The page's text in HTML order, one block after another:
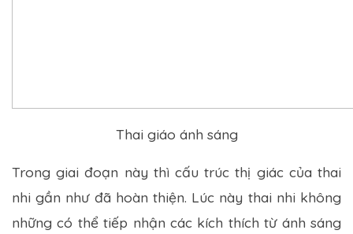
Thai giáo ánh sáng
Trong giai đoạn này thì cấu trúc thị giác của thai
nhi gần như đã hoàn thiện. Lúc này thai nhi không
những có thể tiếp nhận các kích thích từ ánh sáng